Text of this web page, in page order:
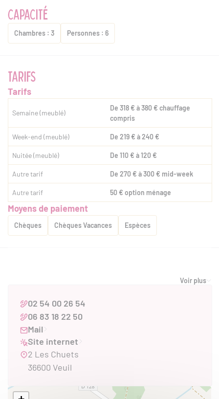
CAPACITÉ
Chambres : 3 Personnes : 6
TARIFS
Tarifs
Semaine (meublé)
De 318 € à 380 € chauffage
compris
Week-end (meublé) De 219 € à 240 €
Nuitée (meublé) De 110 € à 120 €
Autre tarif De 270 € à 300 € mid-week
Autre tarif 50 € option ménage
Moyens de paiement
Chèques Chèques Vacances Espèces
Location de linge Nettoyage / ménage
Animaux acceptés
Conforts
Barbecue Cafetière
Lave vaisselle Matériel enfant Micro-ondes
Voir plus
02 54 00 26 54
06 83 18 22 50
Mail
Site internet
2 Les Chuets
36600 Veuil